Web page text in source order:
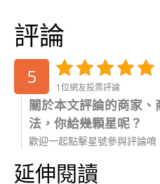
評論
5 1位網友投票評論
關於本文評論的商家
法，你給幾顆星呢？
歡迎一起點擊星號參與評論唷
延伸閱讀